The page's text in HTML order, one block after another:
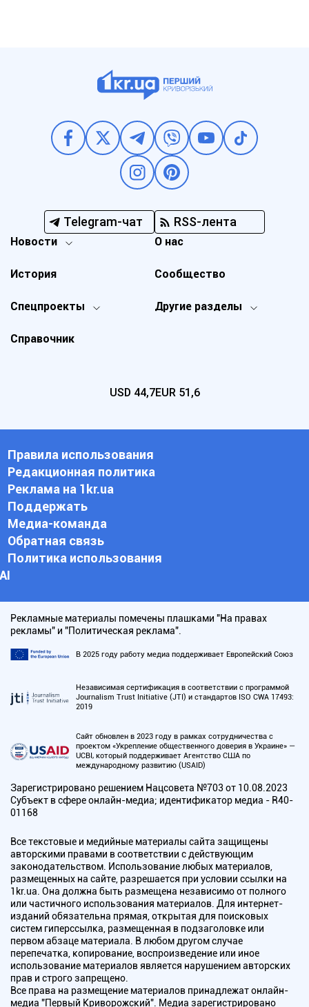
Telegram-чат RSS-лента
Новости
Спецпроекты Другие разделы
История
О нас
Справочник
Сообщество
USD 44,7EUR 51,6
Правила использования
Редакционная политика
Реклама на 1kr.ua
Поддержать
Медиа-команда
Обратная связь
Политика использования
АI
Рекламные материалы помечены плашками "На правах
рекламы" и "Политическая реклама".
В 2025 году работу медиа поддерживает Европейский Союз
Независимая сертификация в соответствии с программой
Journalism Trust Initiative (JTI) и стандартов ISO CWA 17493:
2019
Сайт обновлен в 2023 году в рамках сотрудничества с
проектом «Укрепление общественного доверия в Украине» —
UCBI, который поддерживает Агентство США по
международному развитию (USAID)
Зарегистрировано решением Нацсовета №703 от 10.08.2023
Субъект в сфере онлайн-медиа; идентификатор медиа - R40-
01168
Все текстовые и медийные материалы сайта защищены
авторскими правами в соответствии с действующим
законодательством. Использование любых материалов,
размещенных на сайте, разрешается при условии ссылки на
1kr.ua. Она должна быть размещена независимо от полного
или частичного использования материалов. Для интернет-
изданий обязательна прямая, открытая для поисковых
систем гиперссылка, размещенная в подзаголовке или
первом абзаце материала. В любом другом случае
перепечатка, копирование, воспроизведение или иное
использование материалов является нарушением авторских
прав и строго запрещено.
Все права на размещение материалов принадлежат онлайн-
медиа "Первый Криворожский". Медиа зарегистрировано